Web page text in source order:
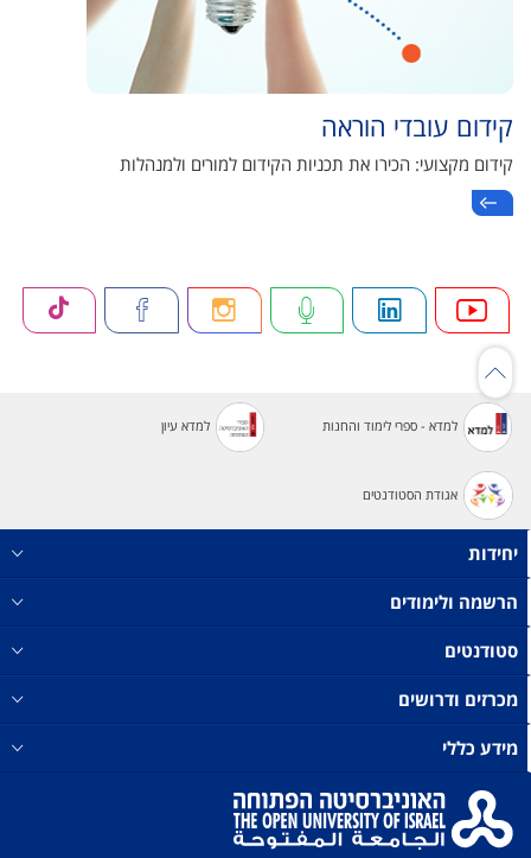
קידום עובדי הוראה
קידום מקצועי: הכירו את תכניות הקידום למורים ולמנהלות
למדא - ספרי לימוד והחנות למדא עיון
אגודת הסטודנטים
יחידות
הרשמה ולימודים
סטודנטים
מכרזים ודרושים
מידע כללי